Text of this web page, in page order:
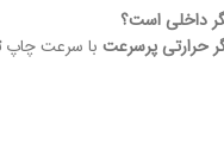
حرارتی پرسرعت با سرعت چاپتا